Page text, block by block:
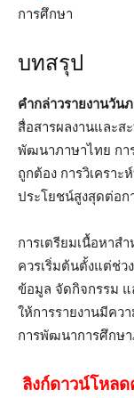
การศึกษา
บทสรุป
คำกล่าวรายงานวัน
สื่อสารผลงานและส
พัฒนาภาษาไทย กา
ถูกต้อง การวิเคราะ
ประโยชน์สูงสุดต่อก
การเตรียมเนื้อหาส
ควรเริ่มต้นตั้งแต่ช่ว
ข้อมูล จัดกิจกรรม แ
ให้การรายงานมีคว
การพัฒนาการศึกษ
ลิงก์ดาวน์โหล